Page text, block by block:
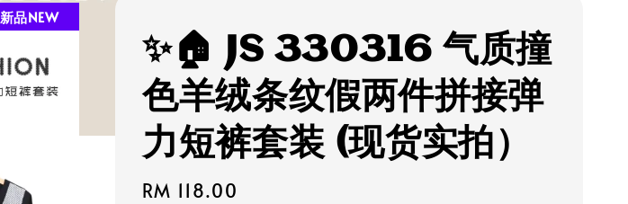
新品NEW
✨🏠 JS 330316 气质撞
色羊绒条纹假两件拼接弹
力短裤套装 (现货实拍）
Regular
RM 118.00